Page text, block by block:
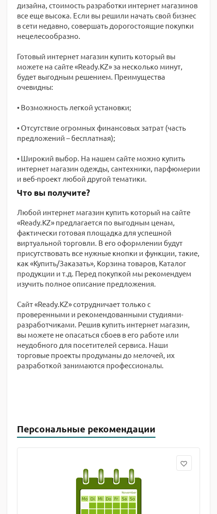
дизайна, стоимость разработки интернет магазинов
все еще высока. Если вы решили начать свой бизнес
в сети недавно, совершать дорогостоящие покупки
нецелесообразно.
Готовый интернет магазин купить который вы
можете на сайте «Ready.KZ» за несколько минут,
будет выгодным решением. Преимущества
очевидны:
• Возможность легкой установки;
• Отсутствие огромных финансовых затрат (часть
предложений – бесплатная);
• Широкий выбор. На нашем сайте можно купить
интернет магазин одежды, сантехники, парфюмерии
и веб-проект любой другой тематики.
Что вы получите?
Любой интернет магазин купить который на сайте
«Ready.KZ» предлагается по выгодным ценам,
фактически готовая площадка для успешной
виртуальной торговли. В его оформлении будут
присутствовать все нужные кнопки и функции, такие,
как «Купить/Заказать», Корзина товаров, Каталог
продукции и т.д. Перед покупкой мы рекомендуем
изучить полное описание предложения.
Сайт «Ready.KZ» сотрудничает только с
проверенными и рекомендованными студиями-
разработчиками. Решив купить интернет магазин,
вы можете не опасаться сбоев в его работе или
неудобного для посетителей сервиса. Наши
торговые проекты продуманы до мелочей, их
разработкой занимаются профессионалы.
Персональные рекомендации